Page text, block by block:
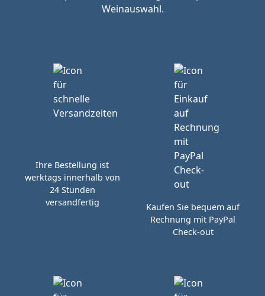
Weinauswahl.
Ihre Bestellung ist
werktags innerhalb von
24 Stunden
versandfertig
Kaufen Sie bequem auf
Rechnung mit PayPal
Check-out